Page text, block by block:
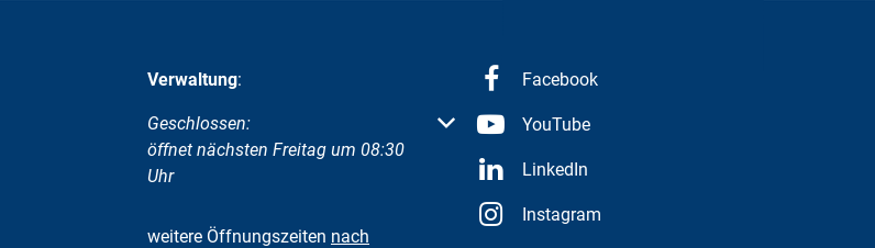
Verwaltung:
Klicken, um weitere Öffnungs- oder Schließzeiten auszublenden
Geschlossen:
öffnet nächsten Freitag um 08:30
Uhr
weitere Öffnungszeiten nach
Facebook
YouTube
LinkedIn
Instagram